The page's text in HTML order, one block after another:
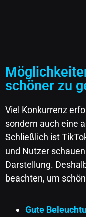
schöner zu
Viel Konkurrenz
sondern auch eine
Schließlich ist
und Nutzer
Darstellung.
beachten, um
Gute